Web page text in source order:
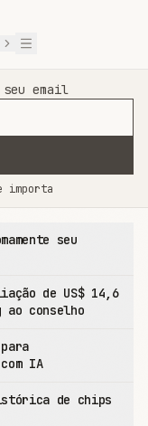
email
importa
seu
de US$ 14,6
ao conselho
IA
de chips